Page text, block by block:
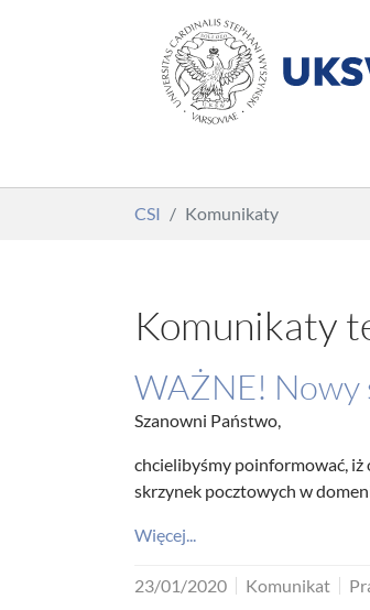
CSI Komunikaty
Komunikaty
WAŻNE!
Szanowni Państwo,
chcielibyśmy poinformować, iż
skrzynek pocztowych w
Więcej...
23/01/2020 Komunikat